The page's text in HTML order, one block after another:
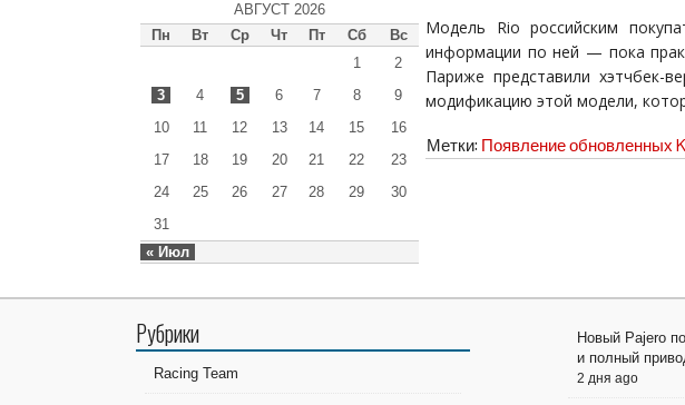
АВГУСТ 2026
Пн
Вт Ср Чт Пт Сб Вс
« Июл
1
2
3
4 5 6 7 8
9
10
11 12 13 14 15
16
17
18 19 20 21 22
23
24
25 26 27 28 29
30
31
Модель Rio российским
информации по ней — пока
Париже представили хэтчбек-
модификацию этой модели,
Метки: Появление обновленных
Рубрики
Racing Team
Новый Pajero
и полный
2 дня ago